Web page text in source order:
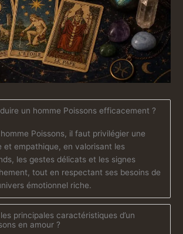
un homme Poissons efficacement ?
Poissons, il faut privilégier une
et empathique, en valorisant les
les gestes délicats et les signes
tout en respectant ses besoins de
émotionnel riche.
principales caractéristiques d’un
en amour ?